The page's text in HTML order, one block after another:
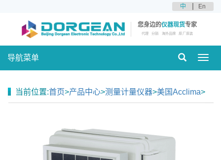
中 En
您身边的仪器现货专家
代理 分销 海外品牌 原厂原装
导航菜单
当前位置:首页>产品中心>测量计量仪器>美国Acclima>